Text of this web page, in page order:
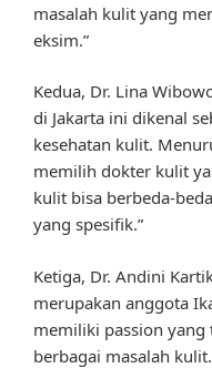
masalah kulit yang
eksim.”
Kedua, Dr. Lina
di Jakarta ini dikenal
kesehatan kulit.
memilih dokter kulit
kulit bisa berbeda-
yang spesifik.”
Ketiga, Dr. Andini
merupakan anggota
memiliki passion
berbagai masalah